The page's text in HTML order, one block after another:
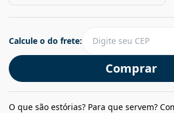
Comprar
Calcule o do frete:
O que são estórias? Para que servem?